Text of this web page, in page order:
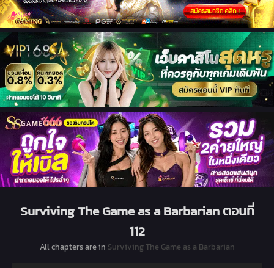
Surviving The Game as a Barbarian ตอนที่
112
All chapters are in Surviving The Game as a Barbarian